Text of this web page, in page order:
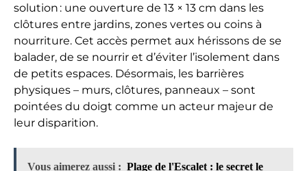
solution : une ouverture de 13 × 13 cm dans les
clôtures entre jardins, zones vertes ou coins à
nourriture. Cet accès permet aux hérissons de se
balader, de se nourrir et d’éviter l’isolement dans
de petits espaces. Désormais, les barrières
physiques – murs, clôtures, panneaux – sont
pointées du doigt comme un acteur majeur de
leur disparition.
Vous aimerez aussi : Plage de l'Escalet : le secret le